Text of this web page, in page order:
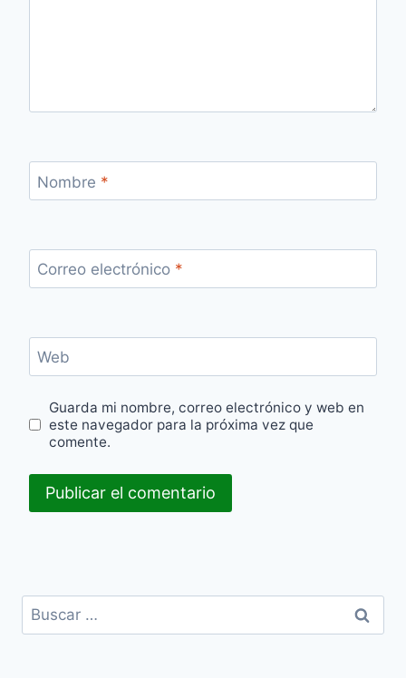
Nombre *
Correo electrónico *
Web
Guarda mi nombre, correo electrónico y web en
este navegador para la próxima vez que
comente.
Buscar: